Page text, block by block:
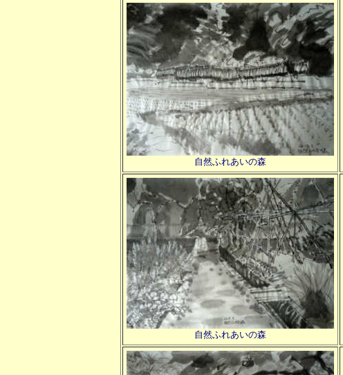
自然ふれあいの森
自然ふれあいの森